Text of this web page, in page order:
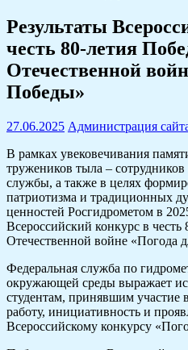
Результаты
честь 80-летия
Отечественной
Победы»
27.06.2025 Администрация
В рамках увековечивания
тружеников тыла –
службы, а также в целях
патриотизма и традиционных
ценностей Росгидрометом в
Всероссийский конкурс в
Отечественной войне «Погода
Федеральная служба по
окружающей среды выражает
студентам, принявшим участие
работу, инициативность и
Всероссийскому конкурсу